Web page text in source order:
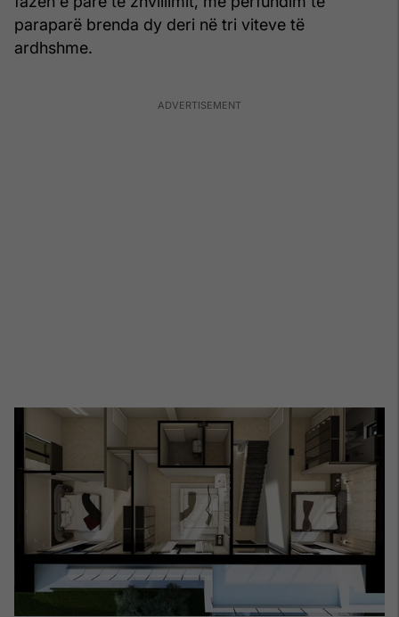
paraparë brenda dy deri në tri viteve të
ardhshme.